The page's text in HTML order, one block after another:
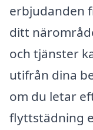
erbjudanden
ditt
och tjänster
utifrån dina
om du letar
flyttstädning